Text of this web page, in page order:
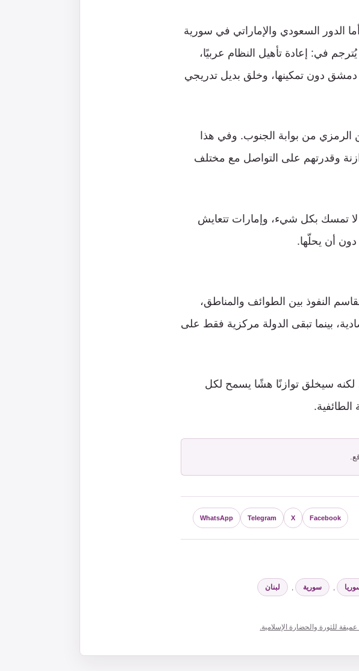
الدور السعودي والإماراتي في سورية
في: إعادة تأهيل النظام عربيًا،
دون تمكينها، وخلق بديل تدريجي
الرمزي من بوابة الجنوب. وفي هذا
وقدرتهم على التواصل مع مختلف
لا تمسك بكل شيء، وإمارات تتعايش
أن يحلّها.
النفوذ بين الطوائف والمناطق،
بينما تبقى الدولة مركزية فقط على
لكنه سيخلق توازنًا هشًا يسمح لكل
Facebook
X
Telegram
WhatsApp
سورية لبنان
للثورة والحضارة الإسلامية.